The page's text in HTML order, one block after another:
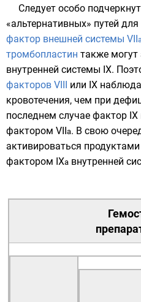
Следует особо
«альтернативных» путей
фактор внешней системы VII
тромбопластин также
внутренней системы IX.
факторов VIII или IX
кровотечения, чем при
последнем случае фактор
фактором VIIа. В свою
активироваться
фактором IXа внутренней